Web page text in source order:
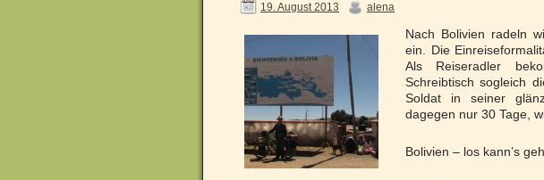
19. August 2013 alena
Nach Bolivien radeln
ein. Die
Als Reiseradler
Schreibtisch sogleich
Soldat in seiner
dagegen nur 30 Tage,
Bolivien – los kann’s